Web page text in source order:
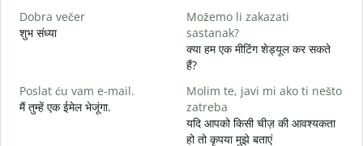
Dobra večer
शुभ संध्या
Možemo li zakazati
sastanak?
क्या हम एक मीटिंग शेड्यूल कर सकते
हैं?
Poslat ću vam e-mail.
मैं तुम्हें एक ईमेल भेजूंगा.
Molim te, javi mi ako ti nešto
zatreba
यदि आपको किसी चीज़ की आवश्यकता
हो तो कृपया मुझे बताएं